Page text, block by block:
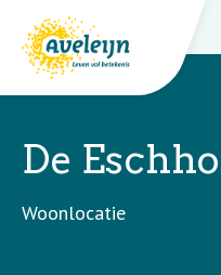
De
Woonlocatie